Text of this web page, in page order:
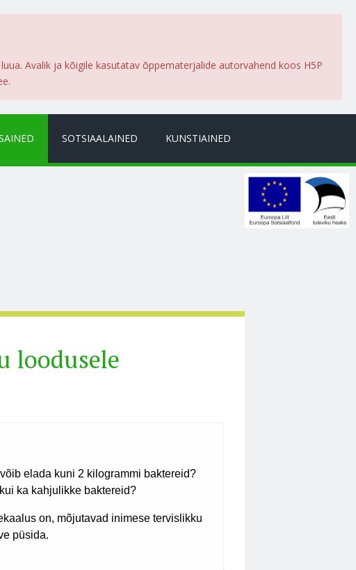
Avalik ja kõigile kasutatav õppematerjalide autorvahend koos H5P
SOTSIAALAINED KUNSTIAINED
loodusele